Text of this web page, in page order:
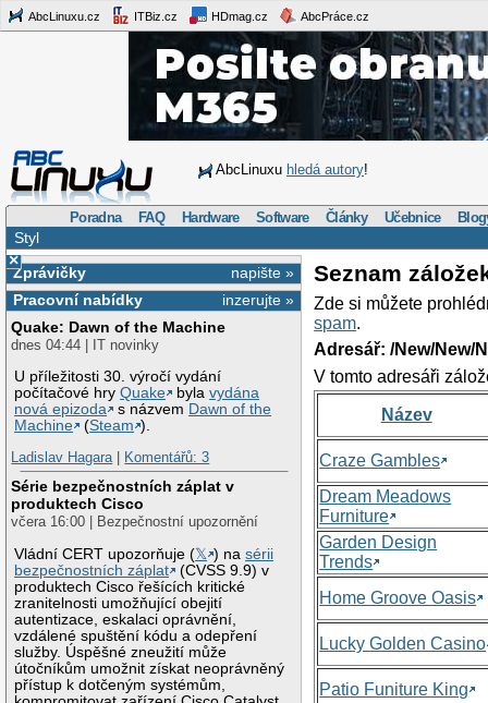
AbcLinuxu.cz ITBiz.cz HDmag.cz AbcPráce.cz
AbcLinuxu hledá autory!
Poradna FAQ Hardware Software Články Učebnice
Styl
×
napište »
Zprávičky
inzerujte »
Pracovní nabídky
Quake: Dawn of the Machine
dnes 04:44 | IT novinky
U příležitosti 30. výročí vydání
počítačové hryQuake bylavydána
nová epizoda
s názvem Dawn of the
Machine
(Steam ).
Ladislav Hagara| Komentářů: 3
Série bezpečnostních záplat v
produktech Cisco
včera 16:00 | Bezpečnostní upozornění
Vládní CERT upozorňuje (𝕏 ) nasérii
bezpečnostních záplat
(CVSS 9.9) v
produktech Cisco řešících kritické
zranitelnosti umožňující obejití
autentizace, eskalaci oprávnění,
vzdálené spuštění kódu a odepření
služby. Úspěšné zneužití může
útočníkům umožnit získat neoprávněný
přístup k dotčeným systémům,
Seznam
Zde si můžete
spam.
Adresář: /New/New/
V tomto adresáři
Název
Craze Gambles
Dream Meadows
Furniture
Garden Design
Trends
Home Groove Oasis
Lucky Golden Casino
Patio Funiture King